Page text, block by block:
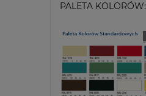
PALETA KOLORÓW: